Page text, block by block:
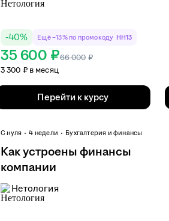
-40% Ещё −13% по промокоду HH13
35 600 ₽66 000 ₽
3 300 ₽ в месяц
Перейти к курсу
С нуля 4 недели Бухгалтерия и финансы
Как устроены финансы
компании
Нетология